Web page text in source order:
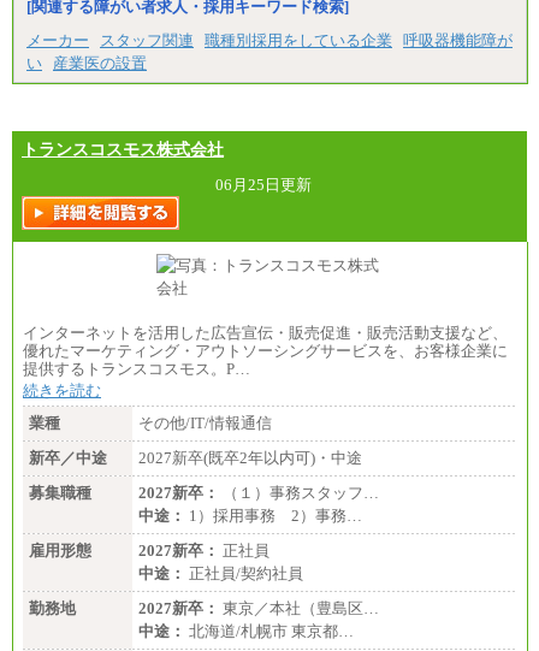
[関連する障がい者求人・採用キーワード検索]
メーカー
スタッフ関連 職種別採用をしている企業
呼吸器機能障が
い
産業医の設置
トランスコスモス株式会社
06月25日更新
インターネットを活用した広告宣伝・販売促進・販売活動支援など、
優れたマーケティング・アウトソーシングサービスを、お客様企業に
提供するトランスコスモス。P…
続きを読む
業種
その他/IT/情報通信
新卒／中途
2027新卒(既卒2年以内可)・中途
募集職種
2027新卒：
（１）事務スタッフ…
中途： 1）採用事務 2）事務…
雇用形態
2027新卒： 正社員
中途： 正社員/契約社員
勤務地
2027新卒： 東京／本社（豊島区…
中途： 北海道/札幌市 東京都…